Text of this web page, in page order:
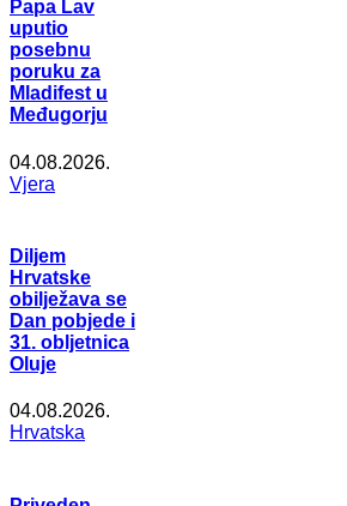
Papa Lav
uputio
posebnu
poruku za
Mladifest u
Međugorju
04.08.2026.
Vjera
Diljem
Hrvatske
obilježava se
Dan pobjede i
31. obljetnica
Oluje
04.08.2026.
Hrvatska